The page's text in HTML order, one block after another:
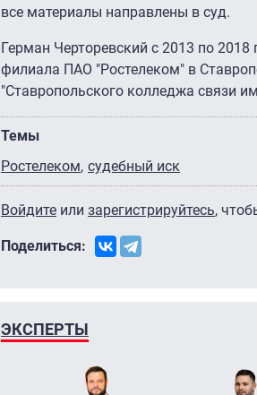
все материалы направлены в суд.
Герман Черторевский с 2013 по
филиала ПАО "Ростелеком" в
"Ставропольского колледжа связи
Темы
Ростелеком судебный иск
Войдите или зарегистрируйтесь,
Поделиться:
ЭКСПЕРТЫ